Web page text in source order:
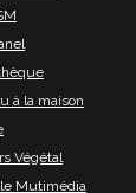
à la maison
Végétal
Mutimédia